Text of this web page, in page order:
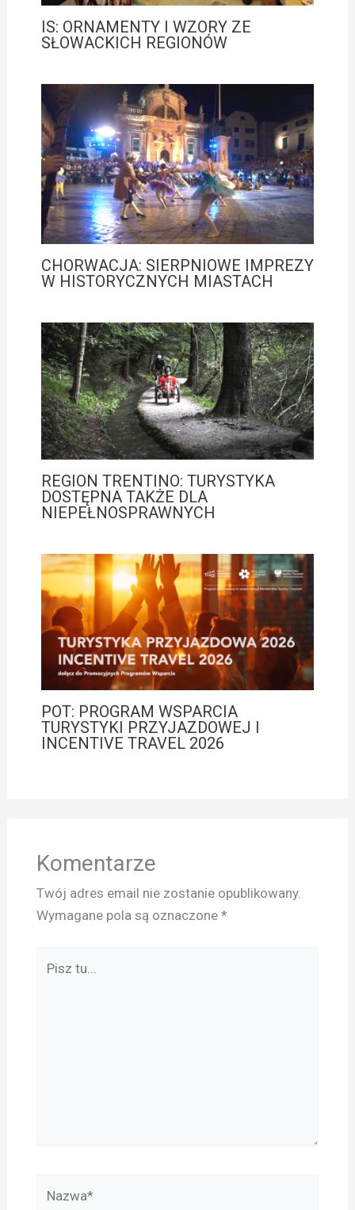
IS: ORNAMENTY I WZORY ZE
SŁOWACKICH REGIONÓW
CHORWACJA: SIERPNIOWE IMPREZY
W HISTORYCZNYCH MIASTACH
REGION TRENTINO: TURYSTYKA
DOSTĘPNA TAKŻE DLA
NIEPEŁNOSPRAWNYCH
POT: PROGRAM WSPARCIA
TURYSTYKI PRZYJAZDOWEJ I
INCENTIVE TRAVEL 2026
Komentarze
Twój adres email nie zostanie opublikowany.
Wymagane pola są oznaczone *